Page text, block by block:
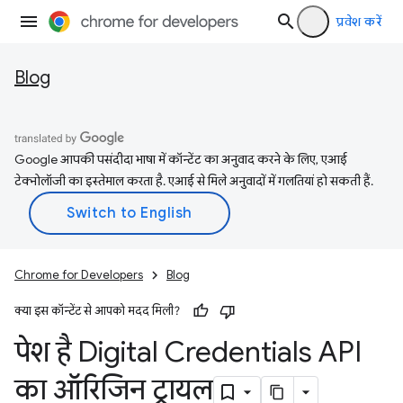
प्रवेश करें
Blog
Google आपकी पसंदीदा भाषा में कॉन्टेंट का अनुवाद करने के लिए, एआई
टेक्नोलॉजी का इस्तेमाल करता है. एआई से मिले अनुवादों में गलतियां हो सकती हैं.
Chrome for Developers Blog
क्या इस कॉन्टेंट से आपको मदद मिली?
पेश है Digital Credentials API
का ऑरिजिन ट्रायल